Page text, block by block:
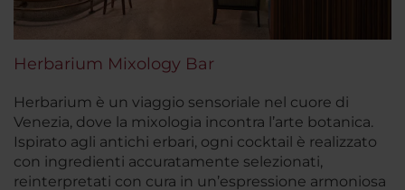
Herbarium Mixology Bar
Herbarium è un viaggio sensoriale nel cuore di
Venezia, dove la mixologia incontra l’arte botanica.
Ispirato agli antichi erbari, ogni cocktail è realizzato
con ingredienti accuratamente selezionati,
reinterpretati con cura in un’espressione armoniosa